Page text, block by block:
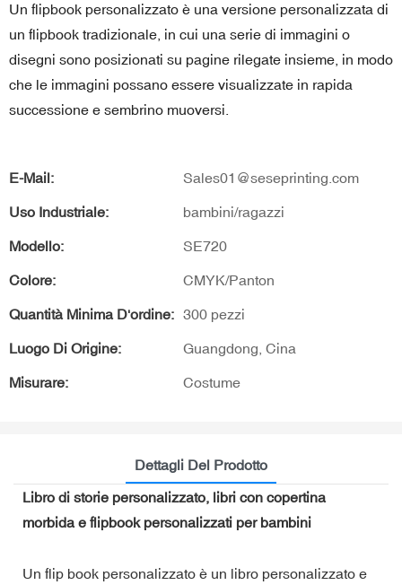
Un flipbook personalizzato è una versione personalizzata di
un flipbook tradizionale, in cui una serie di immagini o
disegni sono posizionati su pagine rilegate insieme, in modo
che le immagini possano essere visualizzate in rapida
successione e sembrino muoversi.
E-Mail: Sales01@seseprinting.com
Uso Industriale: bambini/ragazzi
Modello: SE720
Colore: CMYK/Panton
Quantità Minima D'ordine: 300 pezzi
Luogo Di Origine: Guangdong, Cina
Misurare: Costume
Dettagli Del Prodotto
Libro di storie personalizzato, libri con copertina
morbida e flipbook personalizzati per bambini
Un flip book personalizzato è un libro personalizzato e